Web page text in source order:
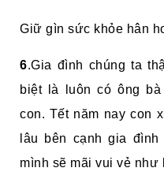
Giữ gìn sức khỏe hân
6.Gia đình chúng ta
biệt là luôn có ông
con. Tết năm nay con
lâu bên cạnh gia
mình sẽ mãi vui vẻ như